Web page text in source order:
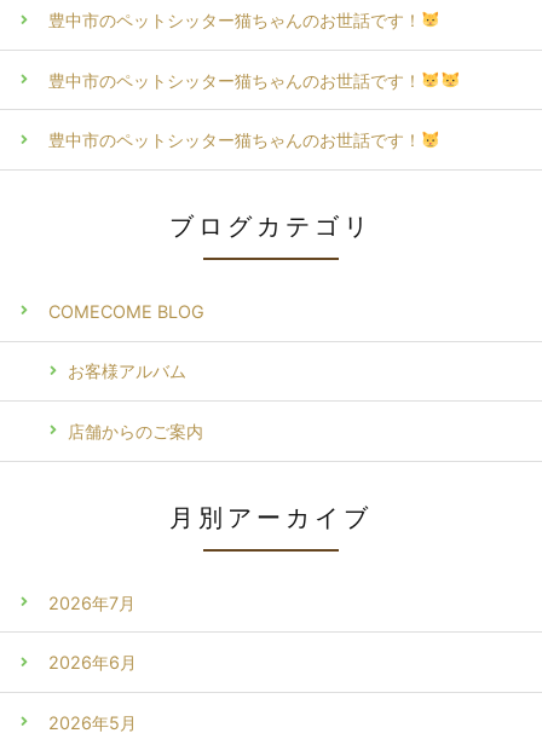
豊中市のペットシッター猫ちゃんのお世話です！
豊中市のペットシッター猫ちゃんのお世話です！
豊中市のペットシッター猫ちゃんのお世話です！
ブログカテゴリ
COMECOME BLOG
お客様アルバム
店舗からのご案内
月別アーカイブ
2026年7月
2026年6月
2026年5月